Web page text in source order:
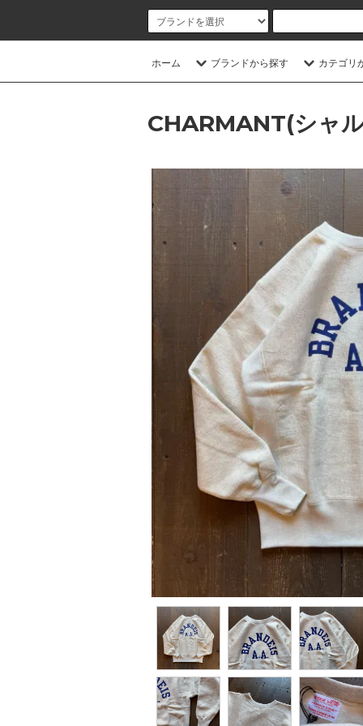
ホーム ブランドから探す カテゴリ
CHARMANT(シャ